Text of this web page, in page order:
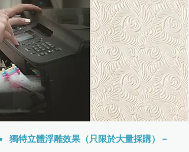
獨特立體浮雕效果（只限於大量採購）－